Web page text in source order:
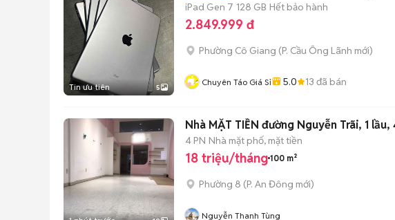
Tin ưu tiên 5
iPad Gen 7 128 GB Hết bảo hành
2.849.999 đ
Phường Cô Giang (P. Cầu Ông Lãnh mới)
Chuyên Táo Giá Sỉ 5.0 13 đã bán
Nhà MẶT TIỀN đường Nguyễn Trãi, 1
4 PN Nhà mặt phố, mặt tiền
18 triệu/tháng 100 m²
Phường 8 (P. An Đông mới)
Nguyễn Thanh Tùng